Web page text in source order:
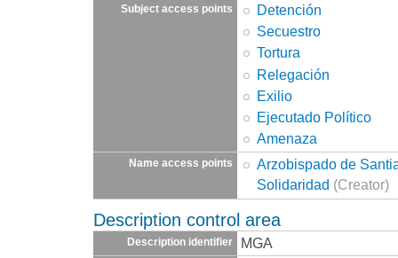
Subject access points
Detención
Secuestro
Tortura
Relegación
Exilio
Ejecutado Político
Amenaza
Name access points
Arzobispado de
Solidaridad (Creator)
Description control area
Description identifier MGA